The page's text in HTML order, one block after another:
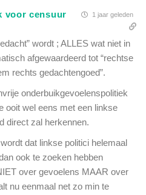
voor censuur 1 jaar geleden
wordt ; ALLES wat niet in
afgewaardeerd tot “rechtse
rechts gedachtengoed”.
onderbuikgevoelenspolitiek
ooit wel eens met een linkse
direct zal herkennen.
dat linkse politici helemaal
ook te zoeken hebben
over gevoelens MAAR over
nu eenmaal net zo min te